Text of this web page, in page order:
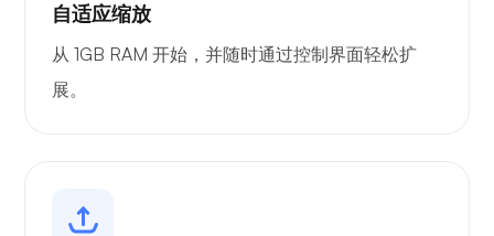
自适应缩放
从 1GB RAM 开始，并随时通过控制界面轻松扩
展。